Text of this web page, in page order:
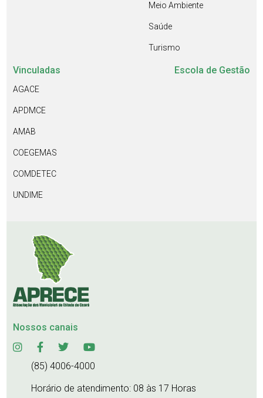
Meio Ambiente
Saúde
Turismo
Vinculadas
AGACE
APDMCE
AMAB
COEGEMAS
COMDETEC
UNDIME
Escola de Gestão
Nossos canais
(85) 4006-4000
Horário de atendimento: 08 às 17 Horas